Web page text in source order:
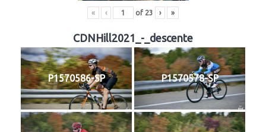
« ‹ of 23 › »
CDNHill2021_-_descente
P1570586-SP P1570578-SP